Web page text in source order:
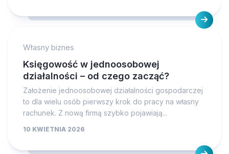
Własny biznes
Księgowość w jednoosobowej
działalności – od czego zacząć?
Założenie jednoosobowej działalności gospodarczej
to dla wielu osób pierwszy krok do pracy na własny
rachunek. Z nową firmą szybko pojawiają...
10 KWIETNIA 2026